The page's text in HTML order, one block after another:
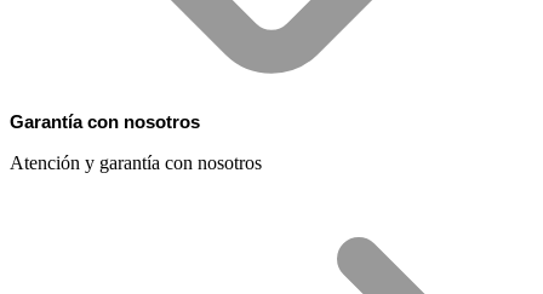
Garantía con nosotros
Atención y garantía con nosotros